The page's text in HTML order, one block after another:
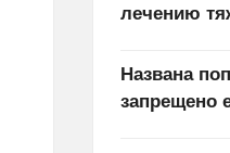
лечению
Названа
запрещено